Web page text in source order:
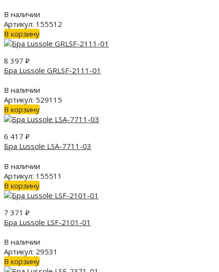
В наличии
Артикул: 155512
В корзину
8 397 ₽
Бра Lussole GRLSF-2111-01
В наличии
Артикул: 529115
В корзину
6 417 ₽
Бра Lussole LSA-7711-03
В наличии
Артикул: 155511
В корзину
7 371 ₽
Бра Lussole LSF-2101-01
В наличии
Артикул: 29531
В корзину